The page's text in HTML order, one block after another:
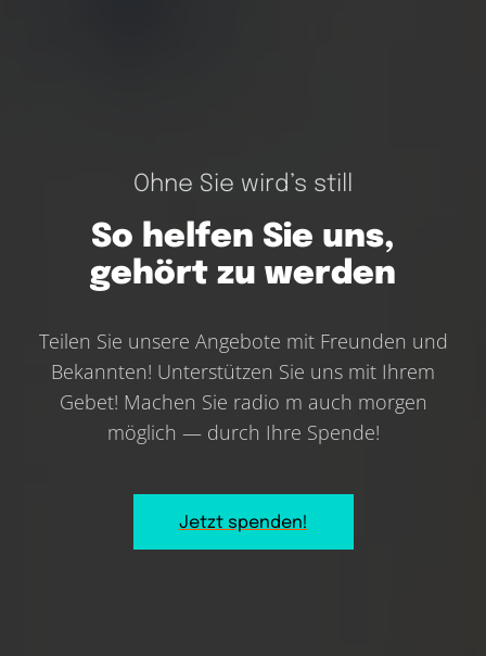
Ohne Sie wird’s still
So helfen Sie uns,
gehört zu werden
Teilen Sie unsere Angebote mit Freunden und
Bekannten! Unterstützen Sie uns mit Ihrem
Gebet! Machen Sie radio m auch morgen
möglich — durch Ihre Spende!
Jetzt spenden!